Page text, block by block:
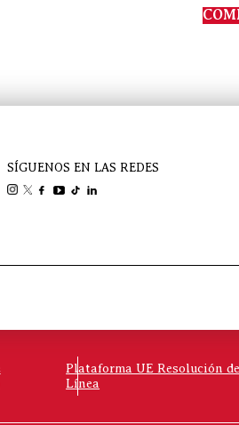
SÍGUENOS EN LAS REDES
Plataforma UE Resolución
Línea